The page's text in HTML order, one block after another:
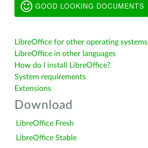
GOOD LOOKING DOCUMENTS
LibreOffice for other operating systems
LibreOffice in other languages
How do I install LibreOffice?
System requirements
Extensions
Download
LibreOffice Fresh
LibreOffice Stable